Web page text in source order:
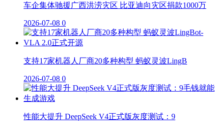
车企集体驰援广西洪涝灾区 比亚迪向灾区捐款1000万
2026-07-08 0
支持17家机器人厂商20多种构型 蚂蚁灵波LingB
2026-07-08 0
性能大提升 DeepSeek V4正式版灰度测试：9